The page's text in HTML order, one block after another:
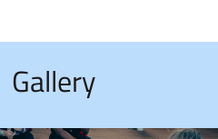
Gallery